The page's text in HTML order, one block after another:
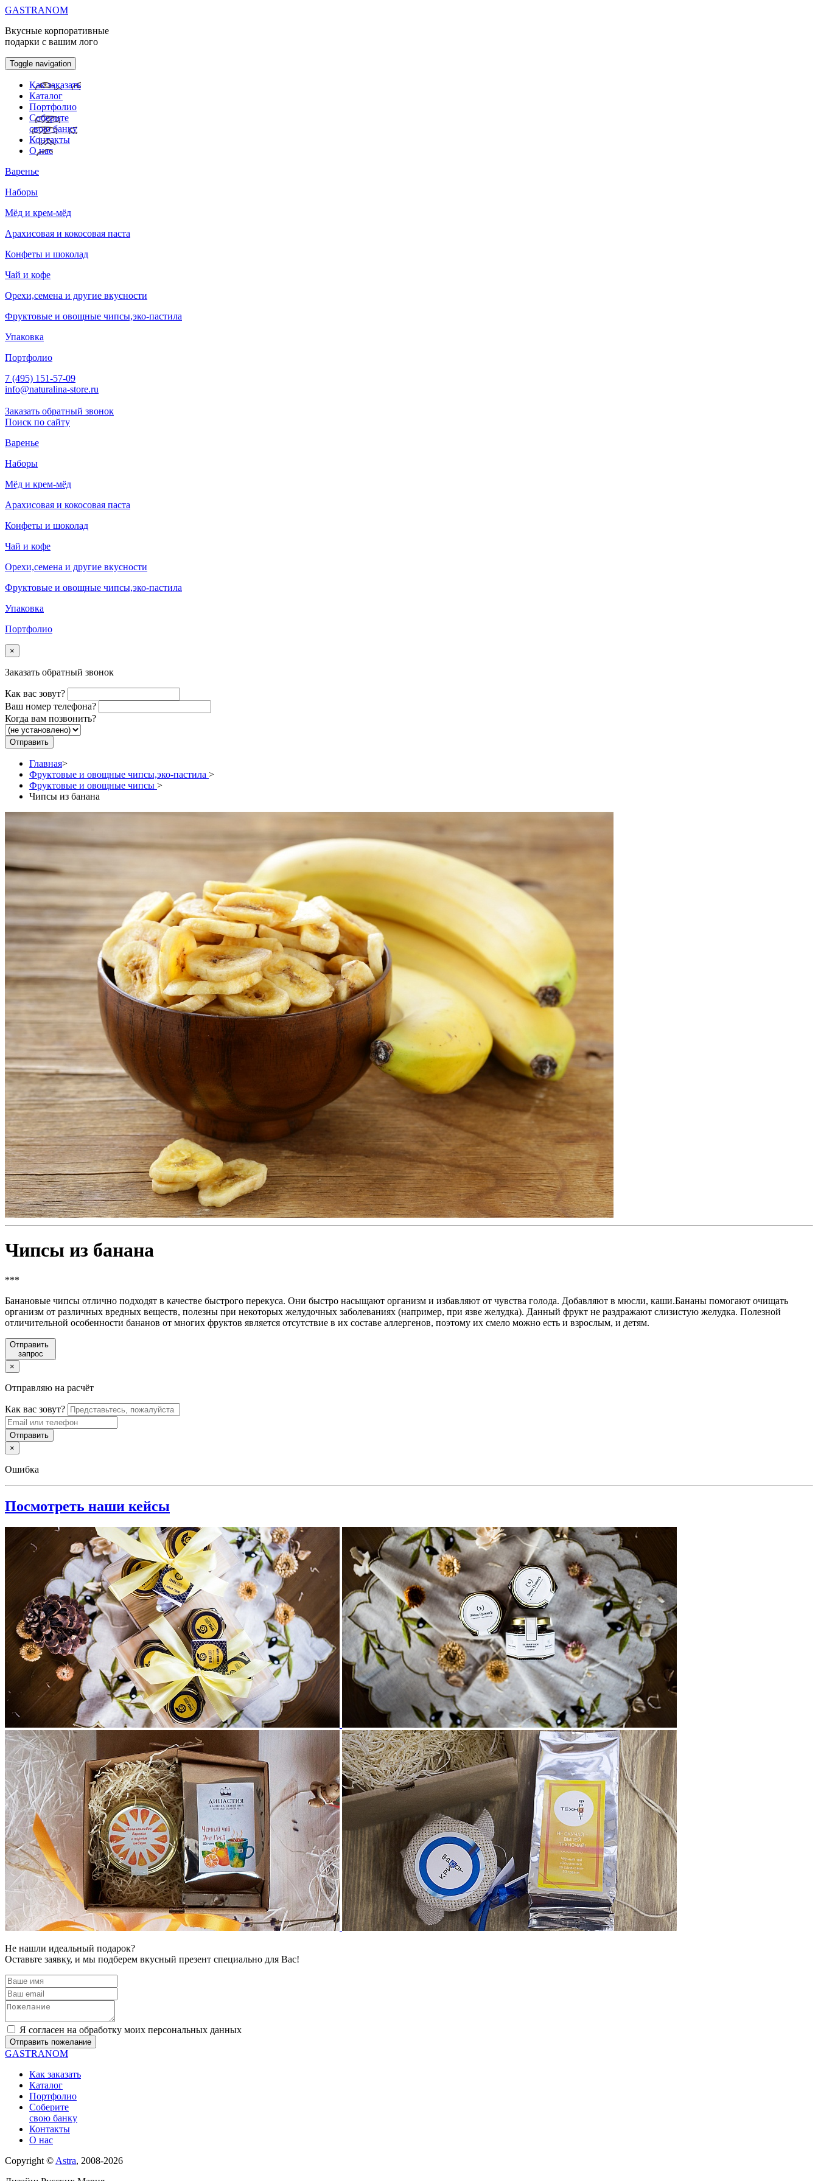
GASTRANOM
Вкусные корпоративные
подарки с вашим лого
Toggle navigation
Как заказать
Каталог
Портфолио
Соберите
свою банку
Контакты
О нас
Варенье
Наборы
Мёд и крем-мёд
Арахисовая и кокосовая паста
Конфеты и шоколад
Чай и кофе
Орехи,семена и другие вкусности
Фруктовые и овощные чипсы,эко-пастила
Упаковка
Портфолио
7 (495) 151-57-09
info@naturalina-store.ru
Заказать обратный звонок
Поиск по сайту
Варенье
Наборы
Мёд и крем-мёд
Арахисовая и кокосовая паста
Конфеты и шоколад
Чай и кофе
Орехи,семена и другие вкусности
Фруктовые и овощные чипсы,эко-пастила
Упаковка
Портфолио
×
Заказать обратный звонок
Как вас зовут?
Ваш номер телефона?
Когда вам позвонить?
Главная>
Фруктовые и овощные чипсы,эко-пастила >
Фруктовые и овощные чипсы >
Чипсы из банана
Чипсы из банана
***
Банановые чипсы отлично подходят в качестве быстрого перекуса. Они быстро насыщают организм и избавляют от чувства голода. Добавляют в мюсли, каши.Бананы помогают очищать
организм от различных вредных веществ, полезны при некоторых желудочных заболеваниях (например, при язве желудка). Данный фрукт не раздражают слизистую желудка. Полезной
отличительной особенности бананов от многих фруктов является отсутствие в их составе аллергенов, поэтому их смело можно есть и взрослым, и детям.
Отправить
запрос
×
Отправляю на расчёт
Как вас зовут?
×
Ошибка
Посмотреть наши кейсы
Не нашли идеальный подарок?
Оставьте заявку, и мы подберем вкусный презент специально для Вас!
Я согласен на обработку моих персональных данных
GASTRANOM
Как заказать
Каталог
Портфолио
Соберите
свою банку
Контакты
О нас
Copyright © Astra, 2008-2026